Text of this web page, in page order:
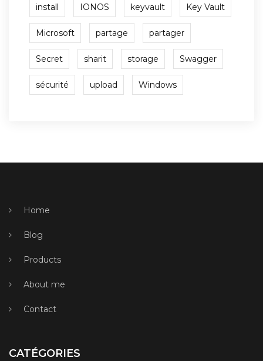
install IONOS keyvault Key Vault
Microsoft partage partager
Secret sharit storage Swagger
sécurité upload Windows
Home
Blog
Products
About me
Contact
CATÉGORIES